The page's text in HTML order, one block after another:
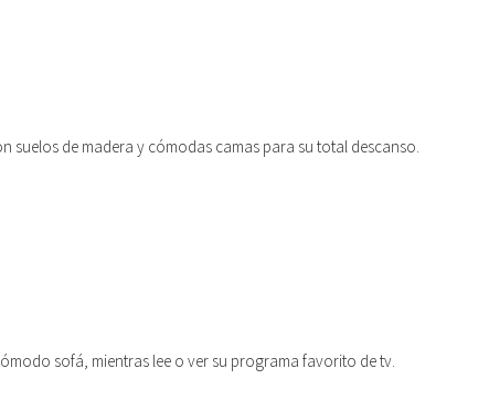
de madera y cómodas camas para su total descanso.
sofá, mientras lee o ver su programa favorito de tv.